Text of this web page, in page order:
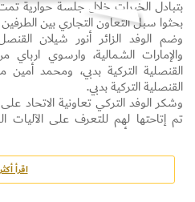
بتبادل الخبرات خلال جلسة حوارية
بحثوا سبل التعاون التجاري بين
وضم الوفد الزائر أنور شيلان
والإمارات الشمالية، وارسوي
القنصلية التركية بدبي، ومحمد
القنصلية التركية بدبي.
وشكر الوفد التركي تعاونية الاتحاد
تم إتاحتها لهم للتعرف على الآليات
المنتجات وأحدث تقنيات التوريد
للتعاونية تأتي ضمن جدول زياراتهم
بالمستقبل بينهم وبين التعاونية
عالمية من حيث تنوع المنتجات.
اقرأ